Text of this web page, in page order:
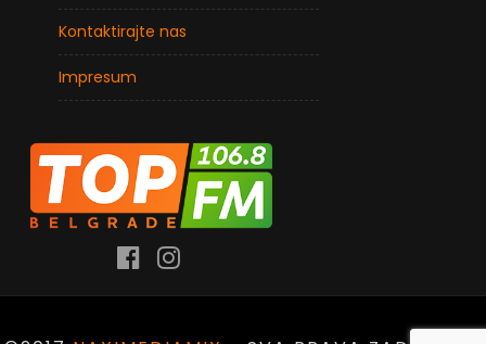
Kontaktirajte nas
Impresum